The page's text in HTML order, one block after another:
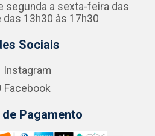
segunda a sexta-feira das
das 13h30 às 17h30
Sociais
Instagram
Facebook
Pagamento